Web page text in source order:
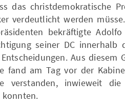
das christdemokratische
verdeutlicht werden
bekräftigte
seiner DC innerhalb
Aus diesem
fand am Tag vor der
verstanden, inwieweit die
konnten.